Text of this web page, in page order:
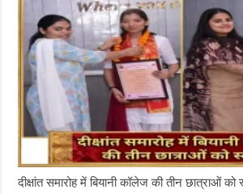
दीक्षांत समारोह में बियानी कॉलेज की तीन छात्राओं को